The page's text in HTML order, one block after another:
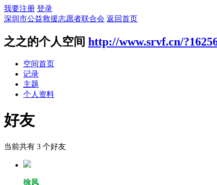
我要注册 登录
深圳市公益救援志愿者联合会 返回首页
之之的个人空间 http://www.srvf.cn/
空间首页
记录
主题
个人资料
好友
当前共有 3 个好友
徐风